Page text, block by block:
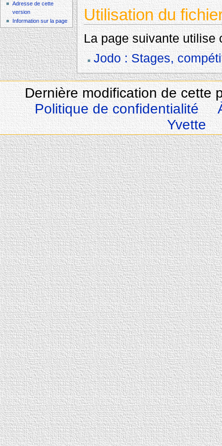
Utilisation du
La page suivante utilise
Jodo : Stages,
Adresse de cette
version
Information sur la page
Dernière modification de cette
Politique de confidentialité
Yvette